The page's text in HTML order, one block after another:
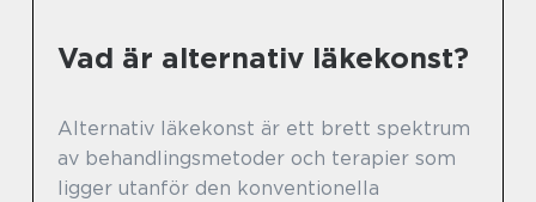
Vad är alternativ läkekonst?
Alternativ läkekonst är ett brett spektrum
av behandlingsmetoder och terapier som
ligger utanför den konventionella